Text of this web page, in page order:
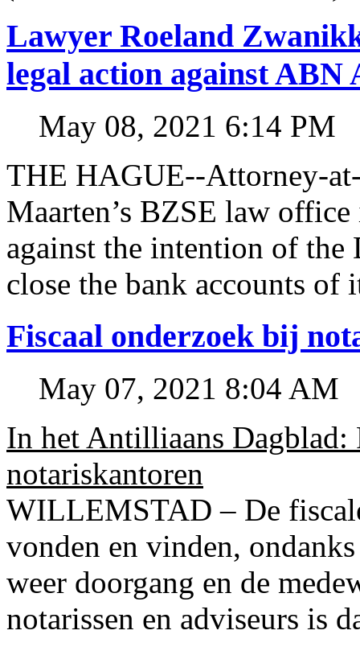
Lawyer Roeland
legal action against
May 08, 2021 6:14 PM
THE HAGUE--Attorney-
Maarten’s BZSE law
against the intention of
close the bank accounts of
Fiscaal onderzoek bij
May 07, 2021 8:04 AM
In het Antilliaans Dagblad:
notariskantoren
WILLEMSTAD – De
vonden en vinden,
weer doorgang en de
notarissen en adviseurs is